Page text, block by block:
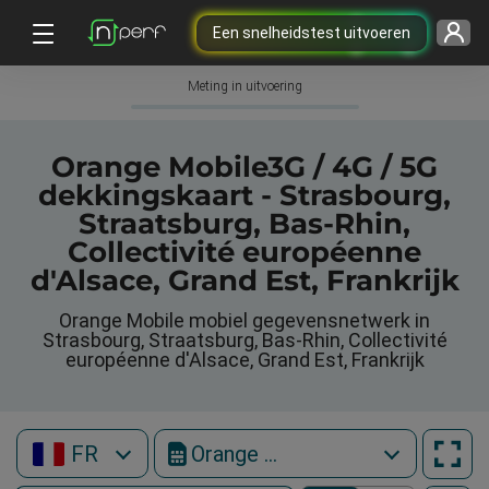
Een snelheidstest uitvoeren
Meting in uitvoering
Orange Mobile3G / 4G / 5G
dekkingskaart - Strasbourg,
Straatsburg, Bas-Rhin,
Collectivité européenne
d'Alsace, Grand Est, Frankrijk
Orange Mobile mobiel gegevensnetwerk in
Strasbourg, Straatsburg, Bas-Rhin, Collectivité
européenne d'Alsace, Grand Est, Frankrijk
FR Orange Mobile